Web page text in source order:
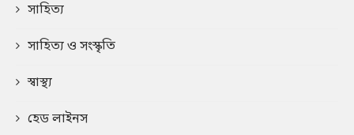
সাহিত্য
সাহিত্য ও সংস্কৃতি
স্বাস্থ্য
হেড লাইনস